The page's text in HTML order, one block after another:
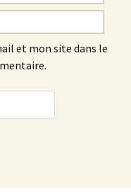
et mon site dans le